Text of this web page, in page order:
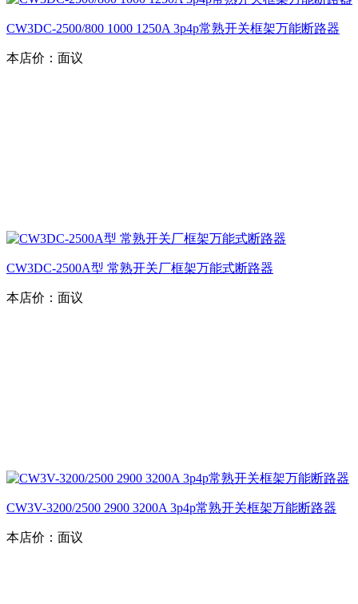
CW3DC-2500/800 1000 1250A 3p4p常熟开关框架万能断路器
本店价： 面议
CW3DC-2500A型 常熟开关厂框架万能式断路器
本店价： 面议
CW3V-3200/2500 2900 3200A 3p4p常熟开关框架万能断路器
本店价： 面议